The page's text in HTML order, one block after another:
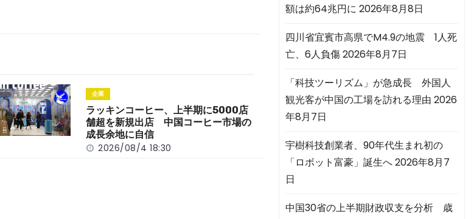
企業
ラッキンコーヒー、上半期に5000店
舗超を新規出店 中国コーヒー市場の
成長余地に自信
2026/08/4 18:30
額は約64兆円に 2026年8月8日
四川省宜賓市高県でM4.9の地震 1人死
亡、6人負傷2026年8月7日
「科技ツーリズム」が急成長 外国人
観光客が中国の工場を訪れる理由 2026
年8月7日
宇樹科技創業者、90年代生まれ初の
「ロボット富豪」誕生へ2026年8月7
日
中国30省の上半期財政収支を分析 歳